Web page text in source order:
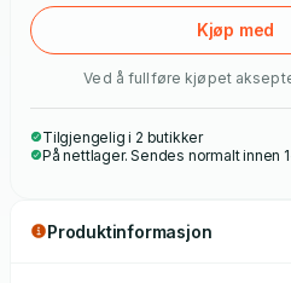
Kjøp med
Ved å fullføre kjøpet
Tilgjengelig i 2 butikker
På nettlager. Sendes normalt innen
Produktinformasjon